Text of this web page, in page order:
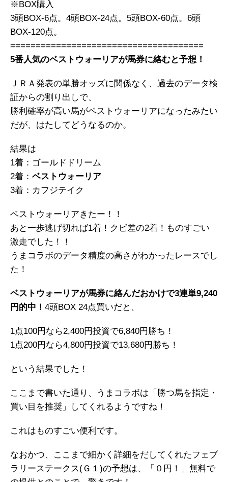
※BOX購入
3頭BOX-6点。4頭BOX-24点。5頭BOX-60点。6頭
BOX-120点。
======================================
5番人気のベストウォーリアが馬券に絡むと予想！
ＪＲＡ発表の単勝オッズに関係なく、過去のデータ検
証からの割り出しで、
勝利確率が高い馬がベストウォーリアになったみたい
だが、はたしてどうなるのか。
結果は
1着：ゴールドドリーム
2着： ベストウォーリア
3着：カフジテイク
ベストウォーリアきたー！！
あと一歩逃げ切れば1着！クビ差の2着！ものすごい
激走でした！！
うまコラボのデータ精度の高さがわかったレースでし
た！
ベストウォーリアが馬券に絡んだおかけで3連単9,240
円的中！ 4頭BOX 24点買いだと、
1点100円なら2,400円投資で6,840円勝ち！
1点200円なら4,800円投資で13,680円勝ち！
という結果でした！
ここまで書いた通り、うまコラボは「勝つ馬を指定・
買い目を推奨」してくれるようですね！
これはものすごい便利です。
なおかつ、ここまで細かく詳細をだしてくれたフェブ
ラリーステークス(Ｇ１)の予想は、「０円！」無料で